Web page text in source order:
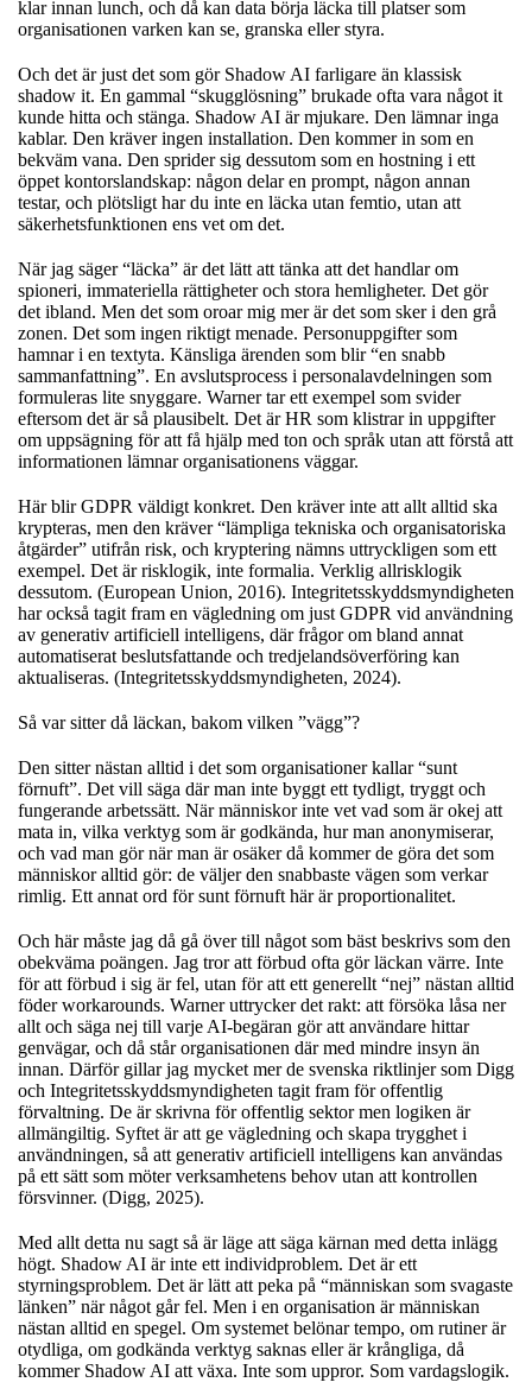
klar innan lunch, och då kan data börja läcka till platser som
organisationen varken kan se, granska eller styra.
Och det är just det som gör Shadow AI farligare än klassisk
shadow it. En gammal “skugglösning” brukade ofta vara något it
kunde hitta och stänga. Shadow AI är mjukare. Den lämnar inga
kablar. Den kräver ingen installation. Den kommer in som en
bekväm vana. Den sprider sig dessutom som en hostning i ett
öppet kontorslandskap: någon delar en prompt, någon annan
testar, och plötsligt har du inte en läcka utan femtio, utan att
säkerhetsfunktionen ens vet om det.
När jag säger “läcka” är det lätt att tänka att det handlar om
spioneri, immateriella rättigheter och stora hemligheter. Det gör
det ibland. Men det som oroar mig mer är det som sker i den grå
zonen. Det som ingen riktigt menade. Personuppgifter som
hamnar i en textyta. Känsliga ärenden som blir “en snabb
sammanfattning”. En avslutsprocess i personalavdelningen som
formuleras lite snyggare. Warner tar ett exempel som svider
eftersom det är så plausibelt. Det är HR som klistrar in uppgifter
om uppsägning för att få hjälp med ton och språk utan att förstå att
informationen lämnar organisationens väggar.
Här blir GDPR väldigt konkret. Den kräver inte att allt alltid ska
krypteras, men den kräver “lämpliga tekniska och organisatoriska
åtgärder” utifrån risk, och kryptering nämns uttryckligen som ett
exempel. Det är risklogik, inte formalia. Verklig allrisklogik
dessutom. (European Union, 2016). Integritetsskyddsmyndigheten
har också tagit fram en vägledning om just GDPR vid användning
av generativ artificiell intelligens, där frågor om bland annat
automatiserat beslutsfattande och tredjelandsöverföring kan
aktualiseras. (Integritetsskyddsmyndigheten, 2024).
Så var sitter då läckan, bakom vilken ”vägg”?
Den sitter nästan alltid i det som organisationer kallar “sunt
förnuft”. Det vill säga där man inte byggt ett tydligt, tryggt och
fungerande arbetssätt. När människor inte vet vad som är okej att
mata in, vilka verktyg som är godkända, hur man anonymiserar,
och vad man gör när man är osäker då kommer de göra det som
människor alltid gör: de väljer den snabbaste vägen som verkar
rimlig. Ett annat ord för sunt förnuft här är proportionalitet.
Och här måste jag då gå över till något som bäst beskrivs som den
obekväma poängen. Jag tror att förbud ofta gör läckan värre. Inte
för att förbud i sig är fel, utan för att ett generellt “nej” nästan alltid
föder workarounds. Warner uttrycker det rakt: att försöka låsa ner
allt och säga nej till varje AI-begäran gör att användare hittar
genvägar, och då står organisationen där med mindre insyn än
innan. Därför gillar jag mycket mer de svenska riktlinjer som Digg
och Integritetsskyddsmyndigheten tagit fram för offentlig
förvaltning. De är skrivna för offentlig sektor men logiken är
allmängiltig. Syftet är att ge vägledning och skapa trygghet i
användningen, så att generativ artificiell intelligens kan användas
på ett sätt som möter verksamhetens behov utan att kontrollen
försvinner. (Digg, 2025).
Med allt detta nu sagt så är läge att säga kärnan med detta inlägg
högt. Shadow AI är inte ett individproblem. Det är ett
styrningsproblem. Det är lätt att peka på “människan som svagaste
länken” när något går fel. Men i en organisation är människan
nästan alltid en spegel. Om systemet belönar tempo, om rutiner är
otydliga, om godkända verktyg saknas eller är krångliga, då
kommer Shadow AI att växa. Inte som uppror. Som vardagslogik.